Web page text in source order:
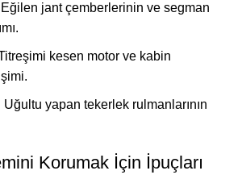
Eğilen jant çemberlerinin ve segman
kesen motor ve kabin
Uğultu yapan tekerlek rulmanlarının
Korumak İçin İpuçları